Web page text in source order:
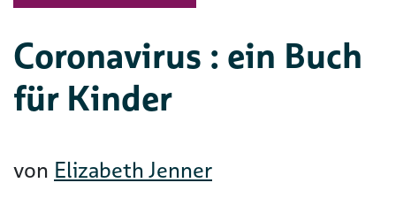
Coronavirus : ein Buch
für Kinder
von Elizabeth Jenner